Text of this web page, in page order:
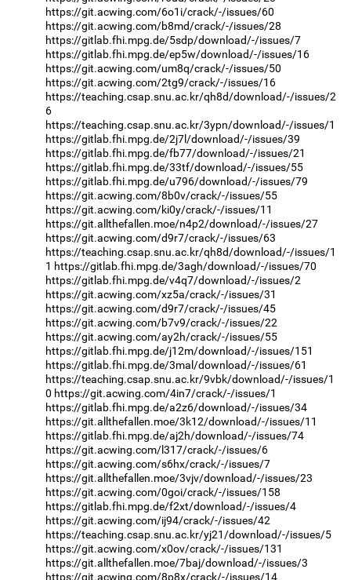
https://git.acwing.com/6o1i/crack/-/issues/60
https://git.acwing.com/b8md/crack/-/issues/28
https://gitlab.fhi.mpg.de/5sdp/download/-/issues/7
https://gitlab.fhi.mpg.de/ep5w/download/-/issues/16
https://git.acwing.com/um8q/crack/-/issues/50
https://git.acwing.com/2tg9/crack/-/issues/16
https://teaching.csap.snu.ac.kr/qh8d/download/-/issues/2
6
https://teaching.csap.snu.ac.kr/3ypn/download/-/issues/1
https://gitlab.fhi.mpg.de/2j7l/download/-/issues/39
https://gitlab.fhi.mpg.de/fb77/download/-/issues/21
https://gitlab.fhi.mpg.de/33tf/download/-/issues/55
https://gitlab.fhi.mpg.de/u796/download/-/issues/79
https://git.acwing.com/8b0v/crack/-/issues/55
https://git.acwing.com/ki0y/crack/-/issues/11
https://git.allthefallen.moe/n4p2/download/-/issues/27
https://git.acwing.com/d9r7/crack/-/issues/63
https://teaching.csap.snu.ac.kr/qh8d/download/-/issues/1
1 https://gitlab.fhi.mpg.de/3agh/download/-/issues/70
https://gitlab.fhi.mpg.de/v4q7/download/-/issues/2
https://git.acwing.com/xz5a/crack/-/issues/31
https://git.acwing.com/d9r7/crack/-/issues/45
https://git.acwing.com/b7v9/crack/-/issues/22
https://git.acwing.com/ay2h/crack/-/issues/55
https://gitlab.fhi.mpg.de/j12m/download/-/issues/151
https://gitlab.fhi.mpg.de/3mal/download/-/issues/61
https://teaching.csap.snu.ac.kr/9vbk/download/-/issues/1
0 https://git.acwing.com/4in7/crack/-/issues/1
https://gitlab.fhi.mpg.de/a2z6/download/-/issues/34
https://git.allthefallen.moe/3k12/download/-/issues/11
https://gitlab.fhi.mpg.de/aj2h/download/-/issues/74
https://git.acwing.com/l317/crack/-/issues/6
https://git.acwing.com/s6hx/crack/-/issues/7
https://git.allthefallen.moe/3vjv/download/-/issues/23
https://git.acwing.com/0goi/crack/-/issues/158
https://gitlab.fhi.mpg.de/f2xt/download/-/issues/4
https://git.acwing.com/ij94/crack/-/issues/42
https://teaching.csap.snu.ac.kr/yj21/download/-/issues/5
https://git.acwing.com/x0ov/crack/-/issues/131
https://git.allthefallen.moe/7baj/download/-/issues/3
https://git.acwing.com/8p8x/crack/-/issues/14